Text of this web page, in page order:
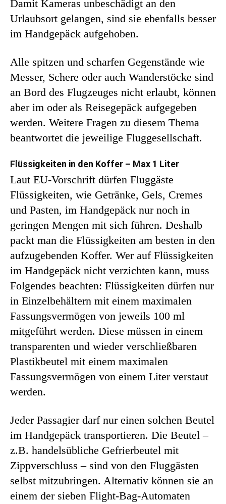
Damit Kameras unbeschädigt an den
Urlaubsort gelangen, sind sie ebenfalls besser
im Handgepäck aufgehoben.
Alle spitzen und scharfen Gegenstände wie
Messer, Schere oder auch Wanderstöcke sind
an Bord des Flugzeuges nicht erlaubt, können
aber im oder als Reisegepäck aufgegeben
werden. Weitere Fragen zu diesem Thema
beantwortet die jeweilige Fluggesellschaft.
Flüssigkeiten in den Koffer – Max 1 Liter
Laut EU-Vorschrift dürfen Fluggäste
Flüssigkeiten, wie Getränke, Gels, Cremes
und Pasten, im Handgepäck nur noch in
geringen Mengen mit sich führen. Deshalb
packt man die Flüssigkeiten am besten in den
aufzugebenden Koffer. Wer auf Flüssigkeiten
im Handgepäck nicht verzichten kann, muss
Folgendes beachten: Flüssigkeiten dürfen nur
in Einzelbehältern mit einem maximalen
Fassungsvermögen von jeweils 100 ml
mitgeführt werden. Diese müssen in einem
transparenten und wieder verschließbaren
Plastikbeutel mit einem maximalen
Fassungsvermögen von einem Liter verstaut
werden.
Jeder Passagier darf nur einen solchen Beutel
im Handgepäck transportieren. Die Beutel –
z.B. handelsübliche Gefrierbeutel mit
Zippverschluss – sind von den Fluggästen
selbst mitzubringen. Alternativ können sie an
einem der sieben Flight-Bag-Automaten